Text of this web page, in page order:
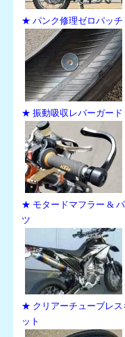
★ パンク修理ゼロパッチ
★ 振動吸収レバーガード
★ モタードマフラー &
ツ
★ クリアーチューブレス
ット